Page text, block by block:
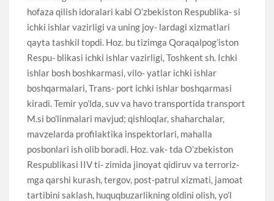
hofaza qilish idoralari kabi O’zbekiston Respublika- si
ichki ishlar vazirligi va uning joy- lardagi xizmatlari
qayta tashkil topdi. Hoz. bu tizimga Qoraqalpog’iston
Respu- blikasi ichki ishlar vazirligi, Toshkent sh. Ichki
ishlar bosh boshkarmasi, vilo- yatlar ichki ishlar
boshqarmalari, Trans- port ichki ishlar boshqarmasi
kiradi. Temir yo’lda, suv va havo transportida transport
M.si bo’linmalari mavjud; qishloqlar, shaharchalar,
mavzelarda profilaktika inspektorlari, mahalla
posbonlari ish olib boradi. Hoz. vak- tda O’zbekiston
Respublikasi IIV ti- zimida jinoyat qidiruv va terroriz-
mga qarshi kurash, tergov, post-patrul xizmati, jamoat
tartibini saklash, huquqbuzarlikning oldini olish, yo’l